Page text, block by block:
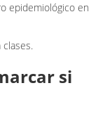
epidemiológico en
si